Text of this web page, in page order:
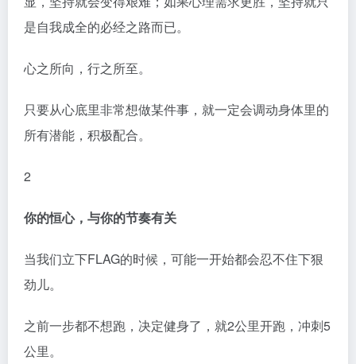
是自我成全的必经之路而已。
心之所向，行之所至。
只要从心底里非常想做某件事，就一定会调动身体里的
所有潜能，积极配合。
2
你的恒心，与你的节奏有关
当我们立下FLAG的时候，可能一开始都会忍不住下狠
劲儿。
之前一步都不想跑，决定健身了，就2公里开跑，冲刺5
公里。